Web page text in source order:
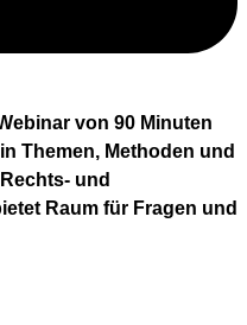
von 90 Minuten
Themen, Methoden und
und
Raum für Fragen und